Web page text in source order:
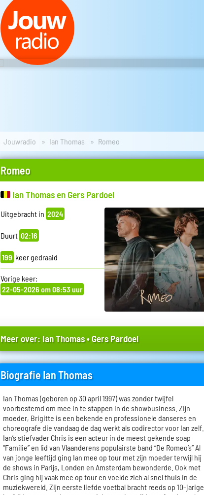
Jouwradio Ian Thomas Romeo
Romeo
Ian Thomas en Gers Pardoel
Uitgebracht in 2024
Duurt 02:16
199 keer gedraaid
Vorige keer:
22-05-2026 om 08:53 uur
Meer over: Ian Thomas•Gers Pardoel
Biografie Ian Thomas
Ian Thomas (geboren op 30 april 1997) was zonder twijfel
voorbestemd om mee in te stappen in de showbusiness. Zijn
moeder, Brigitte is een bekende en professionele danseres en
choreografe die vandaag de dag werkt als codirector voor Ian zelf.
Ian’s stiefvader Chris is een acteur in de meest gekende soap
“Familie” en lid van Vlaanderens populairste band “De Romeo’s” Al
van jonge leeftijd ging Ian mee op tour met zijn moeder terwijl hij
de shows in Parijs, Londen en Amsterdam bewonderde. Ook met
Chris ging hij vaak mee op tour en voelde zich al snel thuis in de
muziekwereld. Zijn eerste liefde voetbal bracht reeds op 10-jarige